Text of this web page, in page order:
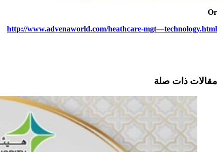
Or
http://www.advenaworld.com/heathcare-mgt—technology.html
مقالات ذات صلة